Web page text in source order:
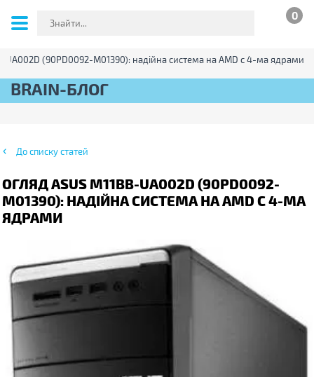
0
UA002D (90PD0092-M01390): надійна система на AMD c 4-ма ядрами
BRAIN-БЛОГ
До списку статей
ОГЛЯД ASUS M11BB-UA002D (90PD0092-
M01390): НАДІЙНА СИСТЕМА НА AMD C 4-МА
ЯДРАМИ